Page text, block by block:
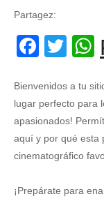
Partagez:
Bienvenidos a tu
lugar perfecto para
apasionados!
aquí y por qué esta
cinematográfico
¡Prepárate para